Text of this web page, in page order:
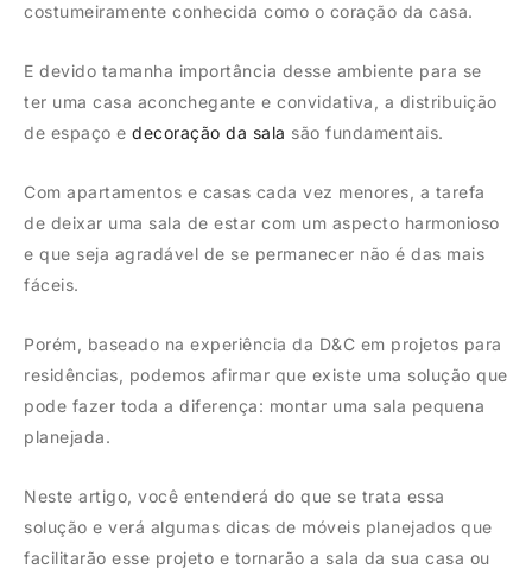
costumeiramente conhecida como o coração da casa.
E devido tamanha importância desse ambiente para se
ter uma casa aconchegante e convidativa, a distribuição
de espaço e decoração da sala são fundamentais.
Com apartamentos e casas cada vez menores, a tarefa
de deixar uma sala de estar com um aspecto harmonioso
e que seja agradável de se permanecer não é das mais
fáceis.
Porém, baseado na experiência da D&C em projetos para
residências, podemos afirmar que existe uma solução que
pode fazer toda a diferença: montar uma sala pequena
planejada.
Neste artigo, você entenderá do que se trata essa
solução e verá algumas dicas de móveis planejados que
facilitarão esse projeto e tornarão a sala da sua casa ou